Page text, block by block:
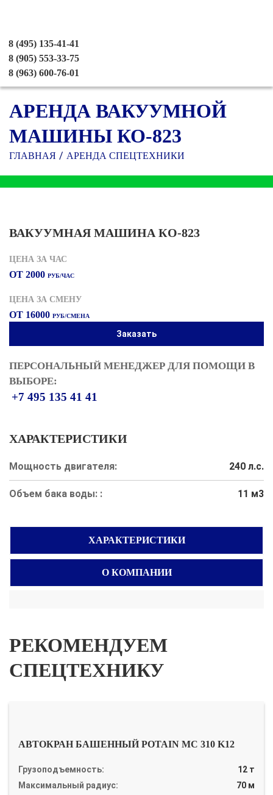
8 (495) 135-41-41
8 (905) 553-33-75
8 (963) 600-76-01
АРЕНДА ВАКУУМНОЙ
МАШИНЫ КО-823
ГЛАВНАЯ АРЕНДА СПЕЦТЕХНИКИ
ВАКУУМНАЯ МАШИНА КО-823
ЦЕНА ЗА ЧАС
ОТ 2000 РУБ/ЧАС
ЦЕНА ЗА СМЕНУ
ОТ 16000 РУБ/СМЕНА
Заказать
ПЕРСОНАЛЬНЫЙ МЕНЕДЖЕР ДЛЯ ПОМОЩИ В
ВЫБОРЕ:
+7 495 135 41 41
ХАРАКТЕРИСТИКИ
Мощность двигателя: 240 л.с.
Объем бака воды: : 11 м3
ХАРАКТЕРИСТИКИ
О КОМПАНИИ
РЕКОМЕНДУЕМ
СПЕЦТЕХНИКУ
АВТОКРАН БАШЕННЫЙ POTAIN MC 310 K12
Грузоподъемность:
12 т
Максимальный радиус:
70 м